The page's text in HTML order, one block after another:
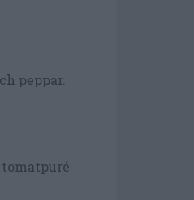
peppar.